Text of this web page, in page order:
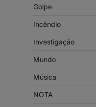
Golpe
Incêndio
Investigação
Mundo
Música
NOTA